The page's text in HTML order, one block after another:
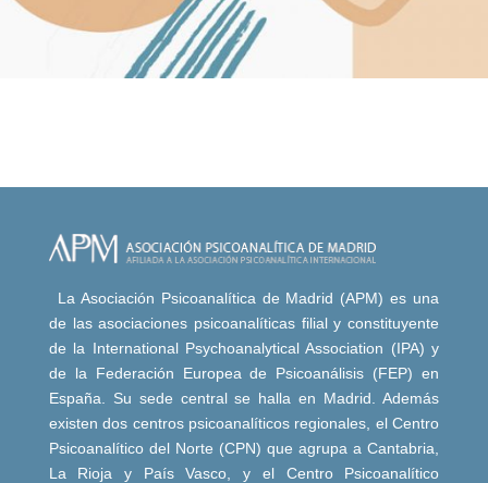
La Asociación Psicoanalítica de Madrid (APM) es una
de las asociaciones psicoanalíticas filial y constituyente
de la International Psychoanalytical Association (IPA) y
de la Federación Europea de Psicoanálisis (FEP) en
España. Su sede central se halla en Madrid. Además
existen dos centros psicoanalíticos regionales, el Centro
Psicoanalítico del Norte (CPN) que agrupa a Cantabria,
La Rioja y País Vasco, y el Centro Psicoanalítico